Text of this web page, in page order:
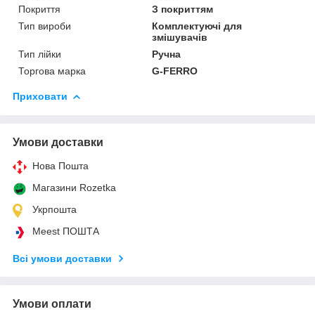
Покриття
З покриттям
Тип вироби
Комплектуючі для
змішувачів
Тип лійки
Ручна
Торгова марка
G-FERRO
Приховати
Умови доставки
Нова Пошта
Магазини Rozetka
Укрпошта
Meest ПОШТА
Всі умови доставки
Умови оплати